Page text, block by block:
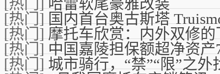
[热门]哈雷软尾豪雅改装
[热门]国内首台奥古斯塔
[热门]摩托车欣赏：内外双修
[热门]中国嘉陵担保额超净资产
[热门]城市骑行，“禁”“限”之外